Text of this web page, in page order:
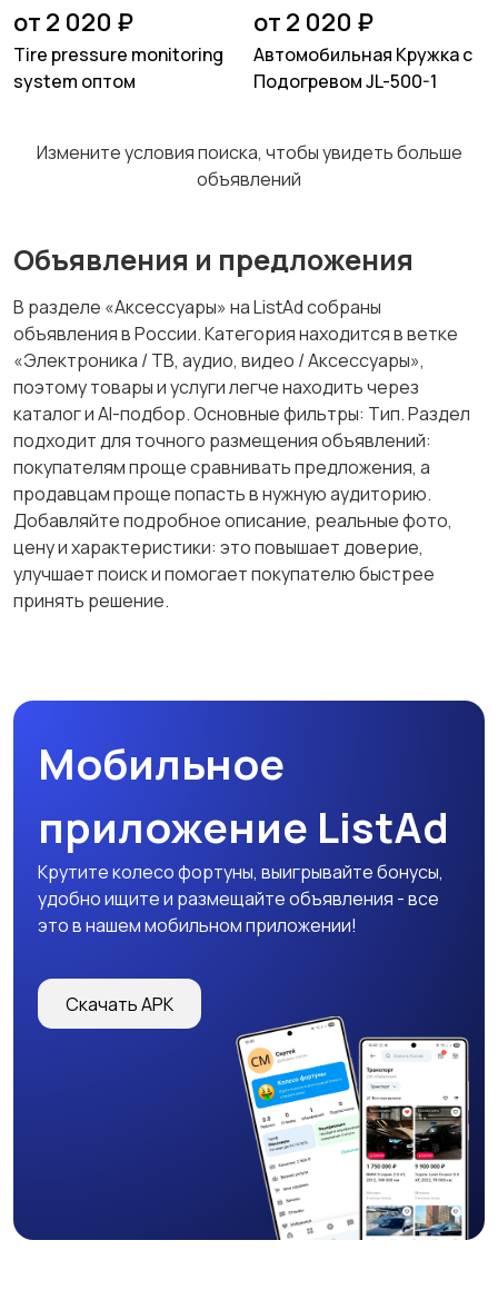
Наушники Микрофоны
от 2 020 ₽
Tire pressure monitoring
system оптом
от 2 020 ₽
Автомобильная Кружка с
Подогревом JL-500-1
Измените условия поиска, чтобы увидеть больше
объявлений
Объявления и предложения
В разделе «Аксессуары» на ListAd собраны
объявления в России. Категория находится в ветке
«Электроника / ТВ, аудио, видео / Аксессуары»,
поэтому товары и услуги легче находить через
каталог и AI-подбор. Основные фильтры: Тип. Раздел
подходит для точного размещения объявлений:
покупателям проще сравнивать предложения, а
продавцам проще попасть в нужную аудиторию.
Добавляйте подробное описание, реальные фото,
цену и характеристики: это повышает доверие,
улучшает поиск и помогает покупателю быстрее
принять решение.
Мобильное
приложение ListAd
Крутите колесо фортуны, выигрывайте бонусы,
удобно ищите и размещайте объявления - все
это в нашем мобильном приложении!
Скачать APK